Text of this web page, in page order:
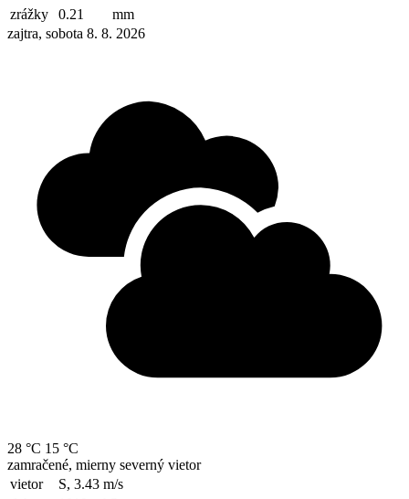
zrážky
0.21
mm
zajtra, sobota 8. 8. 2026
28 °C 15 °C
zamračené, mierny severný vietor
vietor
S, 3.43 m/s